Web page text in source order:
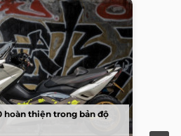
hoàn thiện trong bản độ